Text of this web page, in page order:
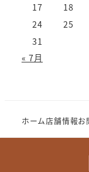
17
18
24
25
31
« 7月
ホーム店舗情報お
Copyright